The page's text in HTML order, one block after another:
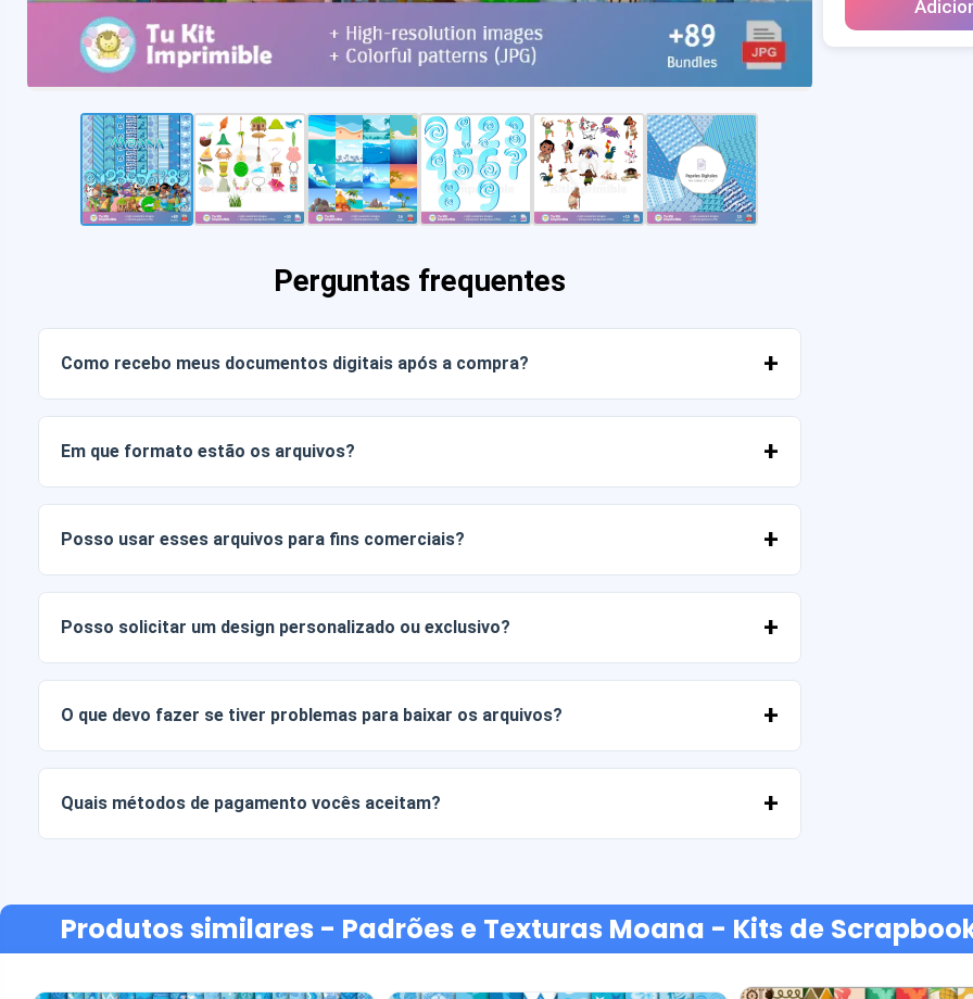
Perguntas frequentes
Como recebo meus documentos digitais após a compra?
Em que formato estão os arquivos?
Posso usar esses arquivos para fins comerciais?
Posso solicitar um design personalizado ou exclusivo?
O que devo fazer se tiver problemas para baixar os arquivos?
Quais métodos de pagamento vocês aceitam?
Produtos similares - Padrões e Texturas Moana - Kits de